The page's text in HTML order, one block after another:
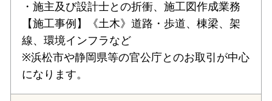
・施主及び設計士との折衝、施工図作成業務
【施工事例】《土木》道路・歩道、棟梁、架
線、環境インフラなど
※浜松市や静岡県等の官公庁とのお取引が中心
になります。